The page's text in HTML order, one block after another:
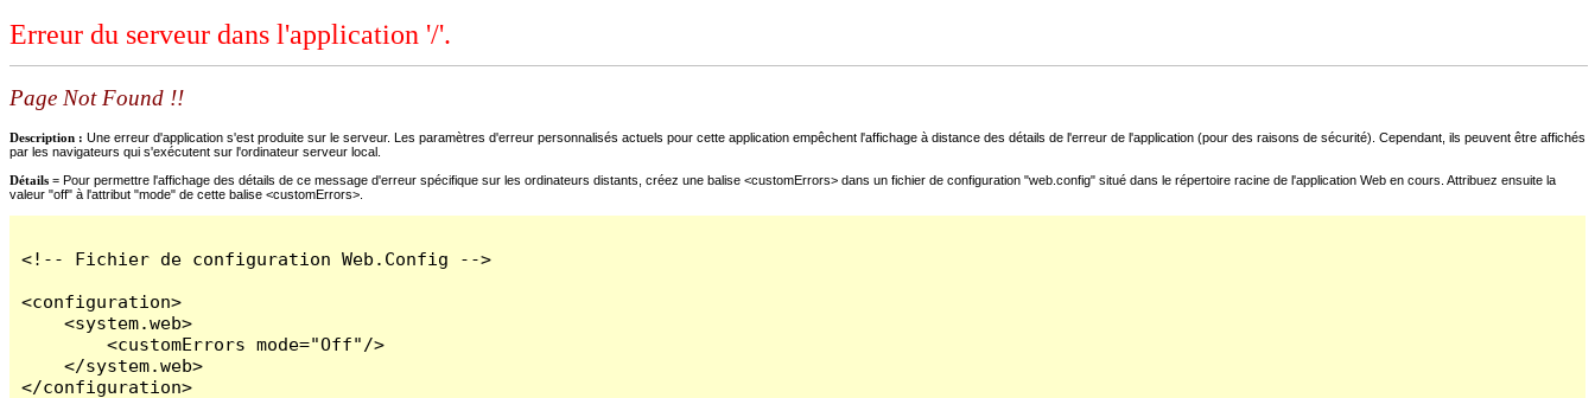
Erreur du serveur dans l'application '/'.
Page Not Found !!
Description : Une erreur d'application s'est produite sur le serveur. Les paramètres d'erreur personnalisés actuels pour cette application empêchent l'affichage à distance des détails de l'erreur de l'application (pour des raisons de sécurité). Cependant, ils peuvent être affichés
par les navigateurs qui s'exécutent sur l'ordinateur serveur local.
Détails = Pour permettre l'affichage des détails de ce message d'erreur spécifique sur les ordinateurs distants, créez une balise <customErrors> dans un fichier de configuration "web.config" situé dans le répertoire racine de l'application Web en cours. Attribuez ensuite la
valeur "off" à l'attribut "mode" de cette balise <customErrors>.
<!-- Fichier de configuration Web.Config -->
<configuration>
    <system.web>
        <customErrors mode="Off"/>
    </system.web>
</configuration>